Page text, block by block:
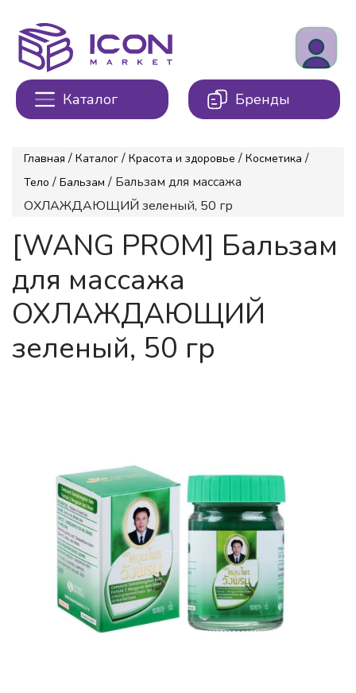
Каталог Бренды
Главная / Каталог / Красота и здоровье / Косметика /
Тело / Бальзам / Бальзам для массажа
ОХЛАЖДАЮЩИЙ зеленый, 50 гр
[WANG PROM] Бальзам
для массажа
ОХЛАЖДАЮЩИЙ
зеленый, 50 гр